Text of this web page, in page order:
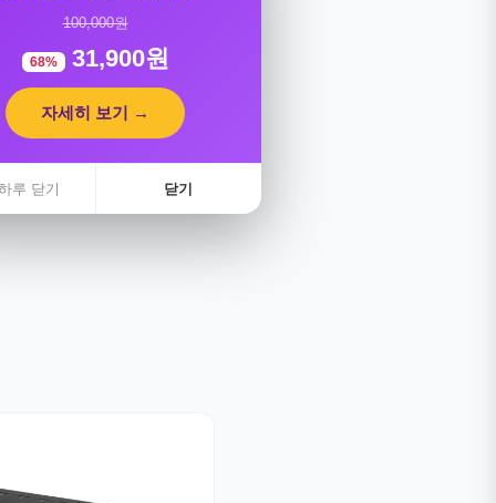
100,000원
68% 31,900원
자세히 보기 →
루 닫기 닫기